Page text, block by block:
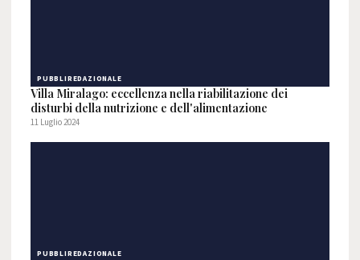
PUBBLIREDAZIONALE
Villa Miralago: eccellenza nella riabilitazione dei
disturbi della nutrizione e dell'alimentazione
11 Luglio 2024
PUBBLIREDAZIONALE